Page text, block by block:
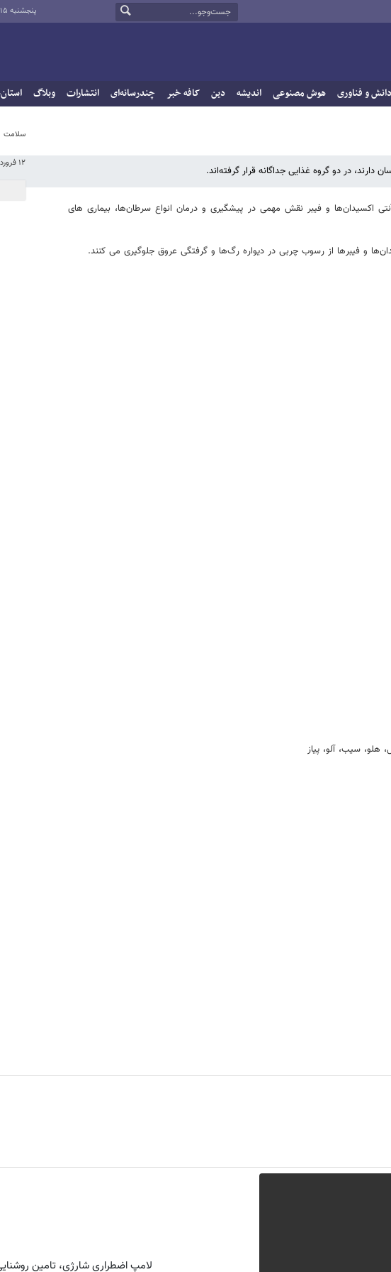
پنجشنبه ۱۵ مرداد ۱۴۰۵
دانش و فناوری هوش مصنوعی اندیشه دین کافه خبر چندرسانه‌ای انتشارات وبلاگ
سلامت
۱۲ فروردین ۱۴۰۳ - ۲۰:۳۸
در دو گروه غذایی جداگانه قرار گرفته‌اند.
اکسیدان‌ها و فیبر نقش مهمی در پیشگیری و درمان انواع سرطان‌ها، بیماری های
و فیبرها از رسوب چربی در دیواره رگ‌ها و گرفتگی عروق جلوگیری می کنند.
هلو، سیب، آلو، پیاز
لامپ اضطراری شارژی، تامین